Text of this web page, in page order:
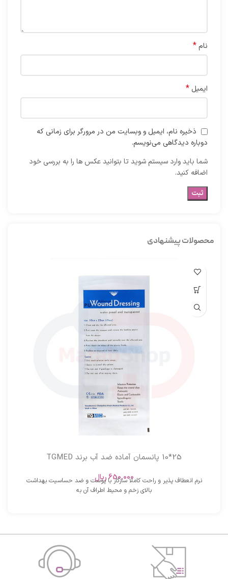
نام *
ایمیل *
ذخیره نام، ایمیل و وبسایت من در مرورگر برای زمانی که
دوباره دیدگاهی می‌نویسم.
شما باید وارد سیستم شوید تا بتوانید عکس ها را به بررسی خود
اضافه کنید.
محصولات پیشنهادی
25*10 پانسمان آماده ضد آب برند TGMED
650,000ریال
نرم انعطاف پذیر و راحت کاملا سازگار با پوست و ضد حساسیت بهداشت
بالای زخم و محیط اطراف آن به